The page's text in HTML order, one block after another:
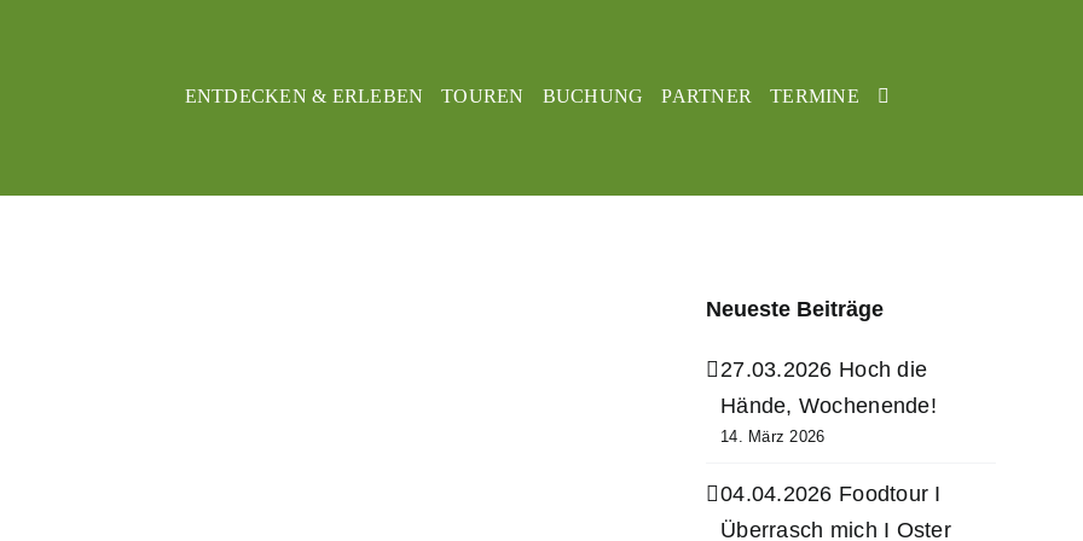
ENTDECKEN & ERLEBEN TOUREN BUCHUNG PARTNER TERMINE
Neueste Beiträge
27.03.2026 Hoch die
Hände, Wochenende!
14. März 2026
04.04.2026 Foodtour I
Überrasch mich I Oster